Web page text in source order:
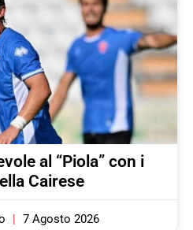
al “Piola” con i
Cairese
7 Agosto 2026